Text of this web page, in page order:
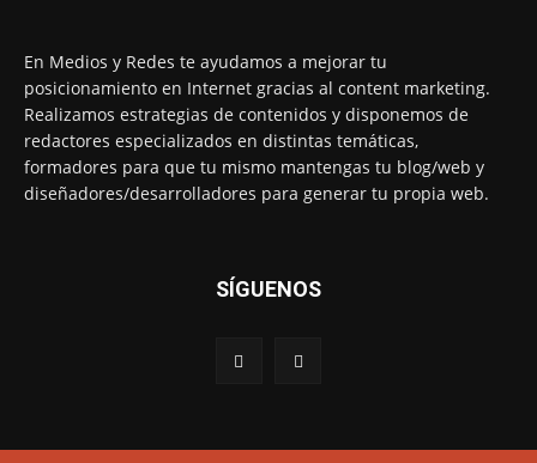
En Medios y Redes te ayudamos a mejorar tu
posicionamiento en Internet gracias al content marketing.
Realizamos estrategias de contenidos y disponemos de
redactores especializados en distintas temáticas,
formadores para que tu mismo mantengas tu blog/web y
diseñadores/desarrolladores para generar tu propia web.
SÍGUENOS